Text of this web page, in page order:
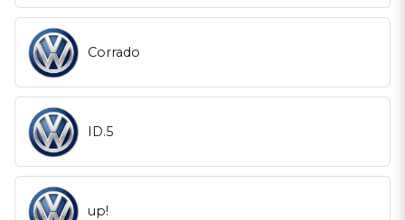
Corrado
ID.5
up!